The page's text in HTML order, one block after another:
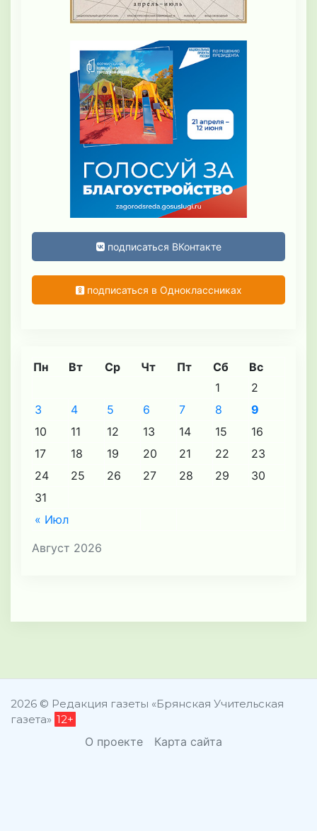
подписаться ВКонтакте
подписаться в Одноклассниках
Август 2026
Пн Вт Ср Чт Пт Сб Вс
« Июл
1
2
3
4 5 6 7 8
9
10
11 12 13 14 15
16
17
18 19 20 21 22
23
24
25 26 27 28 29
30
31
2026 © Редакция газеты «Брянская Учительская
газета» 12+
О проекте Карта сайта